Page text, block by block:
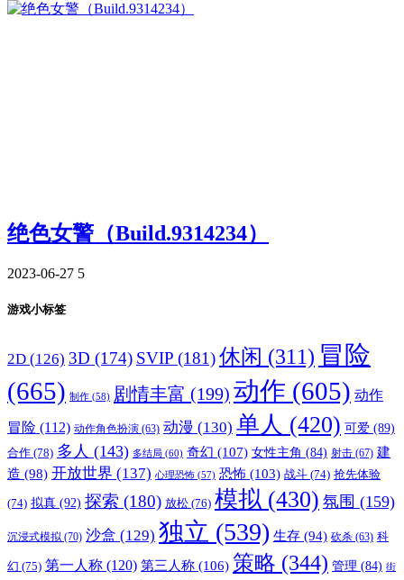
绝色女警（Build.9314234）
2023-06-27 5
游戏小标签
2D (126) 3D (174) SVIP (181)休闲 (311) 冒险
(665) 制作 (58) 剧情丰富 (199) 动作 (605) 动作
冒险 (112) 动作角色扮演 (63) 动漫 (130) 单人 (420) 可爱 (89)
合作 (78) 多人 (143) 多结局 (60) 奇幻 (107) 女性主角 (84) 射击 (67) 建
造 (98) 开放世界 (137) 心理恐怖 (57) 恐怖 (103) 战斗 (74) 抢先体验
(74) 拟真 (92) 探索 (180) 放松 (76) 模拟 (430) 氛围 (159)
沉浸式模拟 (70) 沙盒 (129) 独立 (539) 生存 (94) 砍杀 (63) 科
幻 (75) 第一人称 (120) 第三人称 (106) 策略 (344) 管理 (84) 街